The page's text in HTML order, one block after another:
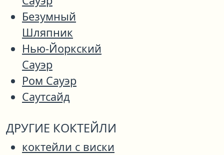
Безумный
Шляпник
Нью-Йоркский
Сауэр
Ром Сауэр
Саутсайд
ДРУГИЕ КОКТЕЙЛИ
коктейли с виски